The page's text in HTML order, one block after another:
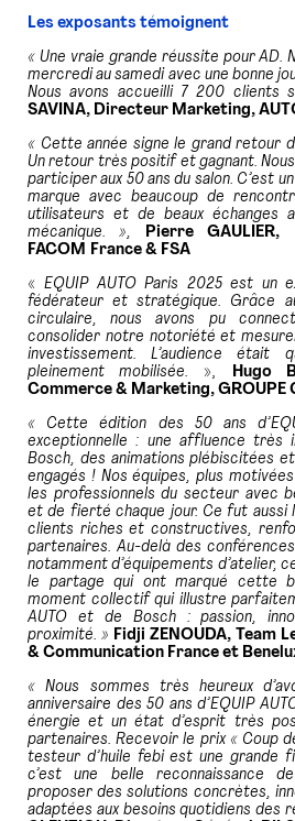
Les exposants témoignent
« Une vraie grande réussite pour AD.
mercredi au samedi avec une bonne
Nous avons accueilli 7 200 clients
SAVINA, Directeur Marketing,
« Cette année signe le grand retour
Un retour très positif et gagnant.
participer aux 50 ans du salon. C’est
marque avec beaucoup de
utilisateurs et de beaux échanges
mécanique. », Pierre GAULIER,
FACOM France & FSA
«EQUIP AUTO Paris 2025 est un
fédérateur et stratégique. Grâce
circulaire, nous avons pu
consolider notre notoriété et
investissement. L’audience était
pleinement mobilisée. », Hugo
Commerce & Marketing, GROUPE
« Cette édition des 50 ans
exceptionnelle : une affluence très
Bosch, des animations plébiscitées
engagés ! Nos équipes, plus
les professionnels du secteur avec
et de fierté chaque jour. Ce fut aussi
clients riches et constructives,
partenaires. Au-delà des
notamment d’équipements d’atelier,
le partage qui ont marqué cette
moment collectif qui illustre
AUTO et de Bosch : passion,
proximité. » Fidji ZENOUDA, Team
& Communication France et
« Nous sommes très heureux
anniversaire des 50 ans d’EQUIP
énergie et un état d’esprit très
partenaires. Recevoir le prix « Coup
testeur d’huile febi est une grande
c’est une belle reconnaissance
proposer des solutions concrètes,
adaptées aux besoins quotidiens des